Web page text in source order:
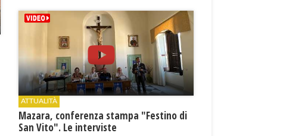
ATTUALITÀ
Mazara, conferenza stampa "Festino di
San Vito". Le interviste